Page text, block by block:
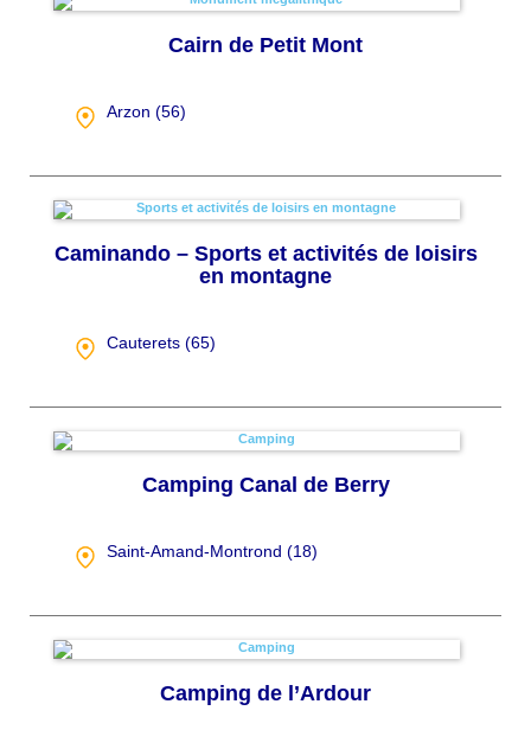
Cairn de Petit Mont
Arzon (56)
Caminando – Sports et activités de loisirs
en montagne
Cauterets (65)
Camping Canal de Berry
Saint-Amand-Montrond (18)
Camping de l’Ardour